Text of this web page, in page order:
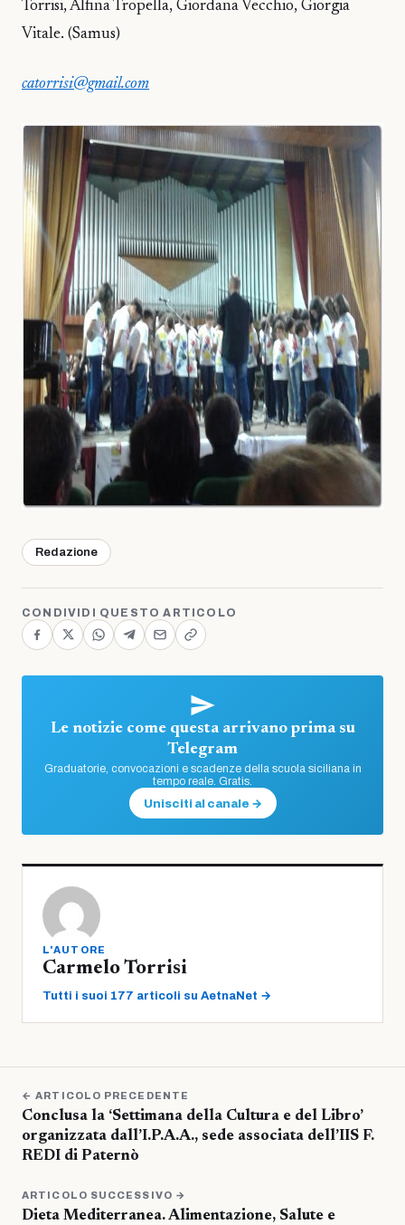
Torrisi, Alfina Tropella, Giordana Vecchio, Giorgia
Vitale. (Samus)
catorrisi@gmail.com
Redazione
CONDIVIDI QUESTO ARTICOLO
Le notizie come questa arrivano prima su
Telegram
Graduatorie, convocazioni e scadenze della scuola siciliana in
tempo reale. Gratis.
Unisciti al canale →
L'AUTORE
Carmelo Torrisi
Tutti i suoi 177 articoli su AetnaNet →
← ARTICOLO PRECEDENTE
Conclusa la ‘Settimana della Cultura e del Libro’
organizzata dall’I.P.A.A., sede associata dell’IIS F.
REDI di Paternò
ARTICOLO SUCCESSIVO →
Dieta Mediterranea. Alimentazione, Salute e